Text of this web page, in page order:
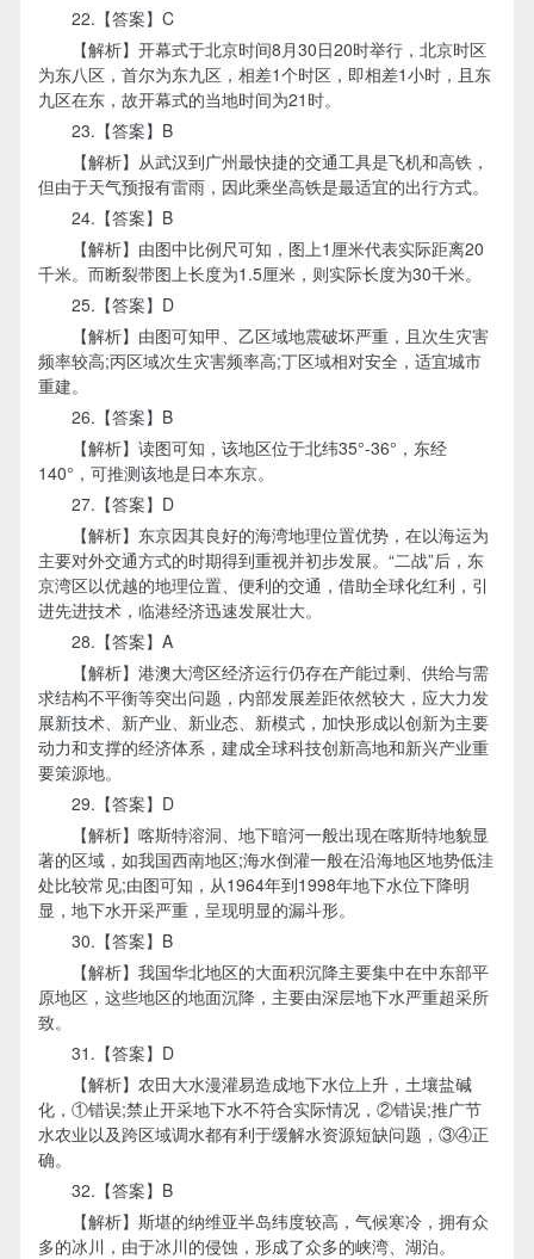
22.【答案】C
【解析】开幕式于北京时间8月30日20时举行，北京时区
为东八区，首尔为东九区，相差1个时区，即相差1小时，且东
九区在东，故开幕式的当地时间为21时。
23.【答案】B
【解析】从武汉到广州最快捷的交通工具是飞机和高铁，
但由于天气预报有雷雨，因此乘坐高铁是最适宜的出行方式。
24.【答案】B
【解析】由图中比例尺可知，图上1厘米代表实际距离20
千米。而断裂带图上长度为1.5厘米，则实际长度为30千米。
25.【答案】D
【解析】由图可知甲、乙区域地震破坏严重，且次生灾害
频率较高;丙区域次生灾害频率高;丁区域相对安全，适宜城市
重建。
26.【答案】B
【解析】读图可知，该地区位于北纬35°-36°，东经
140°，可推测该地是日本东京。
27.【答案】D
【解析】东京因其良好的海湾地理位置优势，在以海运为
主要对外交通方式的时期得到重视并初步发展。“二战”后，东
京湾区以优越的地理位置、便利的交通，借助全球化红利，引
进先进技术，临港经济迅速发展壮大。
28.【答案】A
【解析】港澳大湾区经济运行仍存在产能过剩、供给与需
求结构不平衡等突出问题，内部发展差距依然较大，应大力发
展新技术、新产业、新业态、新模式，加快形成以创新为主要
动力和支撑的经济体系，建成全球科技创新高地和新兴产业重
要策源地。
29.【答案】D
【解析】喀斯特溶洞、地下暗河一般出现在喀斯特地貌显
著的区域，如我国西南地区;海水倒灌一般在沿海地区地势低洼
处比较常见;由图可知，从1964年到1998年地下水位下降明
显，地下水开采严重，呈现明显的漏斗形。
30.【答案】B
【解析】我国华北地区的大面积沉降主要集中在中东部平
原地区，这些地区的地面沉降，主要由深层地下水严重超采所
致。
31.【答案】D
【解析】农田大水漫灌易造成地下水位上升，土壤盐碱
化，①错误;禁止开采地下水不符合实际情况，②错误;推广节
水农业以及跨区域调水都有利于缓解水资源短缺问题，③④正
确。
32.【答案】B
【解析】斯堪的纳维亚半岛纬度较高，气候寒冷，拥有众
多的冰川，由于冰川的侵蚀，形成了众多的峡湾、湖泊。